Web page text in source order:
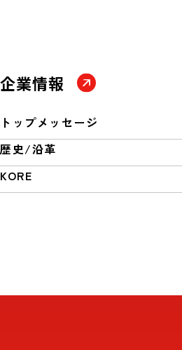
企業情報
トップメッセージ
歴史/沿革
KORE